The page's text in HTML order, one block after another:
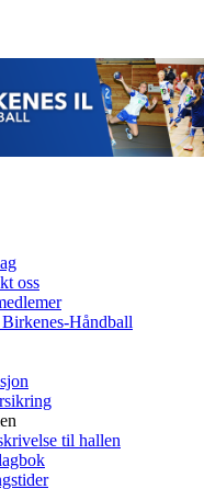
oss
Håndball
til hallen